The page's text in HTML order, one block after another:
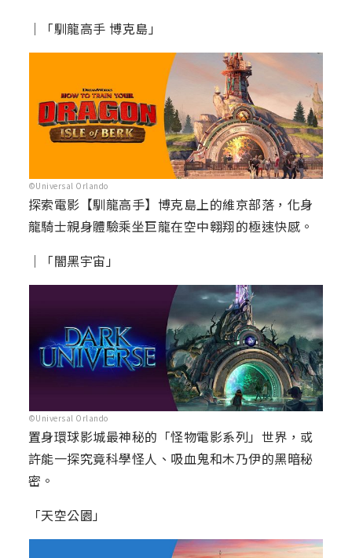
｜「馴龍高手 博克島」
©Universal Orlando
探索電影【馴龍高手】博克島上的維京部落，化身
龍騎士親身體驗乘坐巨龍在空中翱翔的極速快感。
｜「闇黑宇宙」
©Universal Orlando
置身環球影城最神秘的「怪物電影系列」世界，或
許能一探究竟科學怪人、吸血鬼和木乃伊的黑暗秘
密。
「天空公園」